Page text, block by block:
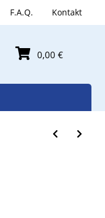
F.A.Q. Kontakt
0,00 €